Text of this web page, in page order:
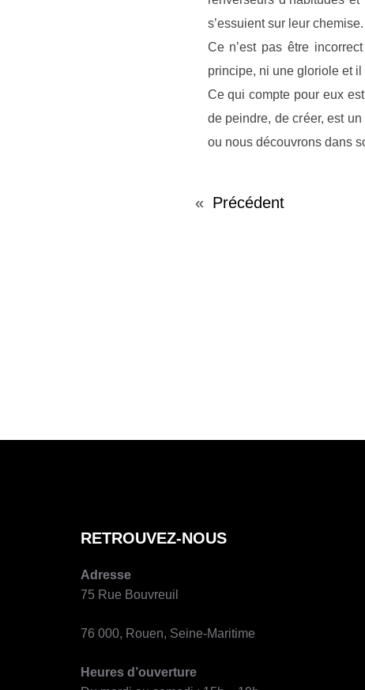
s’essuient sur leur chemise.
Ce n’est pas être
principe, ni une gloriole et il
Ce qui compte pour eux
de peindre, de créer, est
ou nous découvrons dans
« Précédent
RETROUVEZ-NOUS
Adresse
75 Rue Bouvreuil
76 000, Rouen, Seine-Maritime
Heures d’ouverture